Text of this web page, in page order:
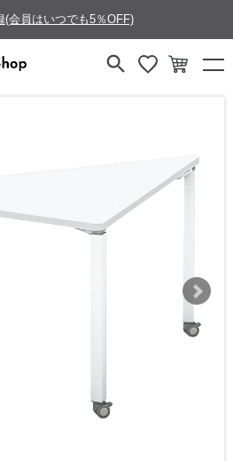
(会員はいつでも5％OFF)